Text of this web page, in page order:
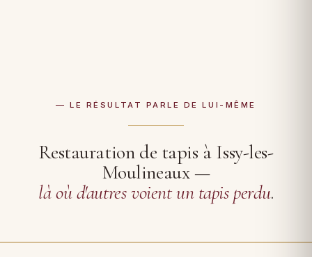
— LE RÉSULTAT PARLE DE LUI-MÊME
Restauration de tapis à Issy-les-
Moulineaux —
là où d'autres voient un tapis perdu.